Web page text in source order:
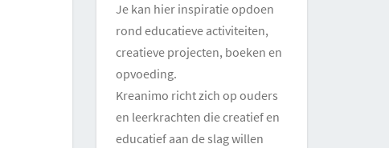
Je kan hier inspiratie opdoen
rond educatieve activiteiten,
creatieve projecten, boeken en
opvoeding.
Kreanimo richt zich op ouders
en leerkrachten die creatief en
educatief aan de slag willen